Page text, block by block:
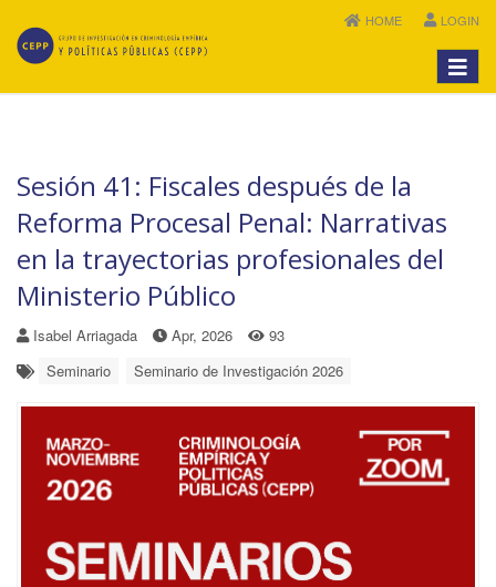
HOME LOGIN
Menú
Sesión 41: Fiscales después de la
Reforma Procesal Penal: Narrativas
en la trayectorias profesionales del
Ministerio Público
Isabel Arriagada Apr, 2026
93
Seminario
Seminario de Investigación 2026